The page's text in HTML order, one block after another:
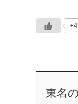
+4
東名